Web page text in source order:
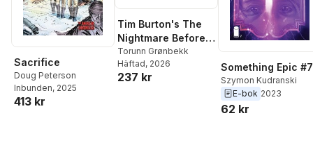
Sacrifice
Doug Peterson
Inbunden, 2025
413 kr
Tim Burton's The
Nightmare Before
Christmas: The
Shiver Of
Christmas Town
Torunn Grønbekk
Häftad, 2026
237 kr
Something Epic #7
Szymon Kudranski
E-bok 2023
62 kr